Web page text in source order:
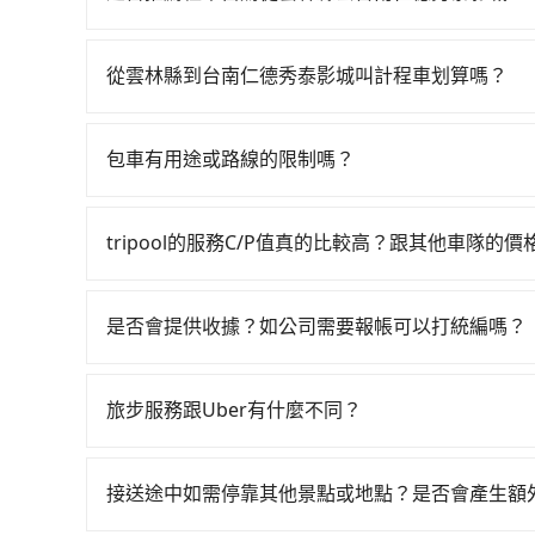
往台南高鐵站，每人票價420元，再用5分鐘出站
0.4%，換句話說，臨時要叫小黃的難度是雙北大
費23分鐘在轉乘與等車上，現在還不馬上來預約
天就要來回，那在雲林路邊可隨租隨借的iRent應
時40元路邊停車費用預估進去，但額外的汽車保
的車門仍未被修理，每一次租車都好像在開樂透
點仍有段距離，在遇到下雨天或者載行李時，就顯
從雲林縣到台南仁德秀泰影城叫計程車划算嗎？
近的計程車隊，如斗六計程車、斗六交通、泰綸
果當天或隔天也要原路返回，台南市仁德區的計
tripool的九人座廂型車最高可省$1,100。
包車有用途或路線的限制嗎？
掃墓、包車旅遊、參加喜宴/喪禮、就醫回診、登
子收據。
tripool的服務C/P值真的比較高？跟其他車隊的價
的台灣大車隊、大都會、LINE Taxi、Uber，機
服務，是絕大多數乘客出行的最佳選擇。
是否會提供收據？如公司需要報帳可以打統編嗎？
付款前可以輸入公司的抬頭與統編，可向國稅局
旅步服務跟Uber有什麼不同？
區。 (4) 有較為嚴謹的乘車時間與取消政策。
接送途中如需停靠其他景點或地點？是否會產生額